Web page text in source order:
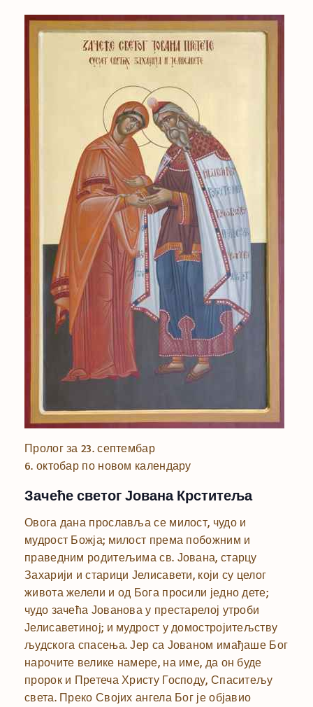
Пролог за 23. септембар
6. октобар по новом календару
Зачеће светог Јована Крститеља
Овога дана прославља се милост, чудо и
мудрост Божја; милост према побожним и
праведним родитељима св. Јована, старцу
Захарији и старици Јелисавети, који су целог
живота желели и од Бога просили једно дете;
чудо зачећа Јованова у престарелој утроби
Јелисаветиној; и мудрост у домостројитељству
људскога спасења. Јер са Јованом имађаше Бог
нарочите велике намере, на име, да он буде
пророк и Претеча Христу Господу, Спаситељу
света. Преко Својих ангела Бог је објавио